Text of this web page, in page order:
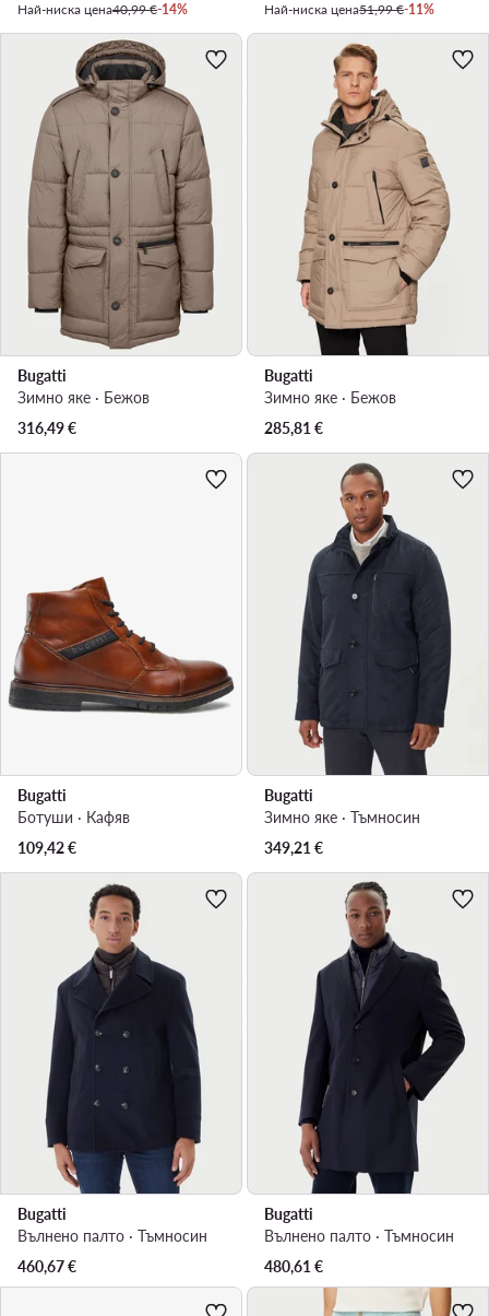
Най-ниска цена40,99 €-14%
Най-ниска цена51,99 €-11%
Bugatti
Зимно яке · Бежов
316,49€
Bugatti
Зимно яке · Бежов
285,81 €
Bugatti
Ботуши · Кафяв
109,42€
Bugatti
Зимно яке · Тъмносин
349,21 €
Bugatti
Вълнено палто · Тъмносин
460,67€
Bugatti
Вълнено палто · Тъмносин
480,61 €